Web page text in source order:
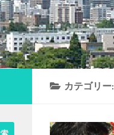
カテゴリー: